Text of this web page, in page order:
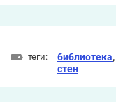
теги: библиотека,
стен